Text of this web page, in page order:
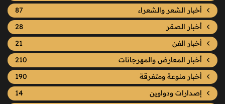
أخبار الشعر والشعراء
87
أخبار الصقر
28
أخبار الفن
21
أخبار المعارض والمهرجانات
210
أخبار منوعة ومتفرقة
190
إصدارات ودواوين
14